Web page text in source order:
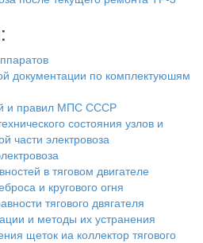
документации по комплектуюшям
и правил МПС СССР
состояния узлов и
части электровоза
в тяговом двигателе
и кругового огня
тягового двягателя
и методы их устранения
щеток иа коллектор тягового